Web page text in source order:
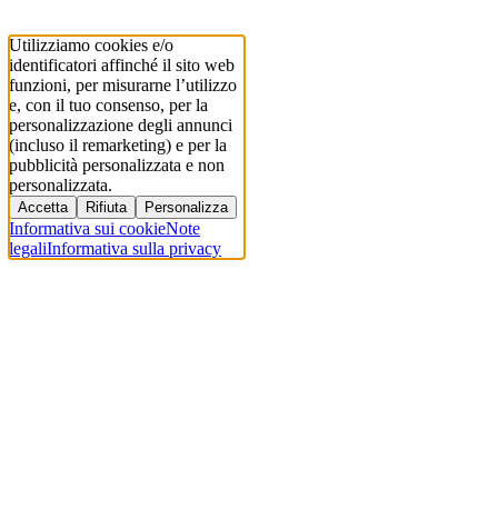
Utilizziamo cookies e/o
identificatori affinché il sito web
funzioni, per misurarne l’utilizzo
e, con il tuo consenso, per la
personalizzazione degli annunci
(incluso il remarketing) e per la
pubblicità personalizzata e non
personalizzata.
Accetta Rifiuta Personalizza
Informativa sui cookieNote
legaliInformativa sulla privacy